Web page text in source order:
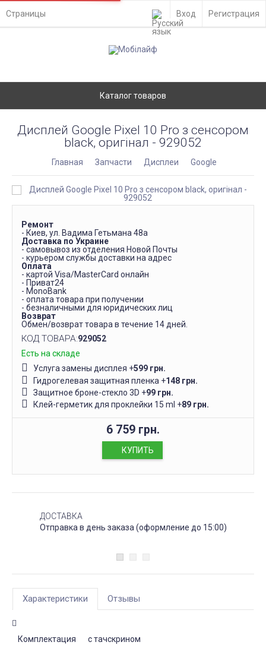
Страницы Вход Регистрация
Каталог товаров
Дисплей Google Pixel 10 Pro з сенсором
black, оригінал - 929052
Главная Запчасти Дисплеи Google
Ремонт
- Киев, ул. Вадима Гетьмана 48а
Доставка по Украине
- самовывоз из отделения Новой Почты
- курьером службы доставки на адрес
Оплата
- картой Visa/MasterCard онлайн
- Приват24
- MonoBank
- оплата товара при получении
- безналичными для юридических лиц
Возврат
Обмен/возврат товара в течение 14 дней.
КОД ТОВАРА:929052
Есть на складе
Услуга замены дисплея +599 грн.
Гидрогелевая защитная пленка +148 грн.
Защитное броне-стекло 3D +99 грн.
Клей-герметик для проклейки 15 ml +89 грн.
6 759 грн.
КУПИТЬ
ДОСТАВКА
Отправка в день заказа (оформление до 15:00)
Характеристики Отзывы
Комплектация с тачскрином